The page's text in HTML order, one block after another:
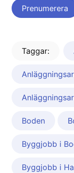
Taggar:
Boden
Byggjobb i
Byggjobb i